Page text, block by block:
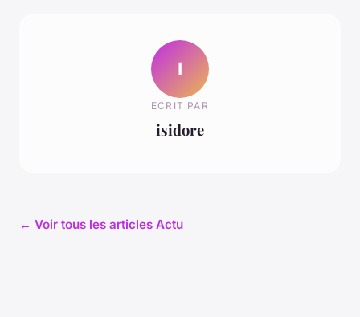
I
ECRIT PAR
isidore
← Voir tous les articles Actu